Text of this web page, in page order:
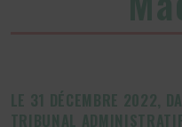
LE 31 DÉCEMBRE 2022,
TRIBUNAL